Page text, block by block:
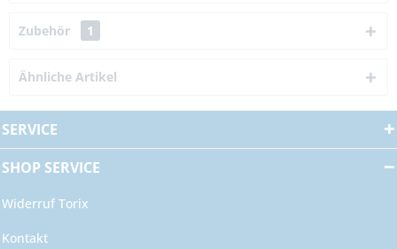
Zubehör 1
Ähnliche Artikel
SERVICE
SHOP SERVICE
Widerruf Torix
Kontakt